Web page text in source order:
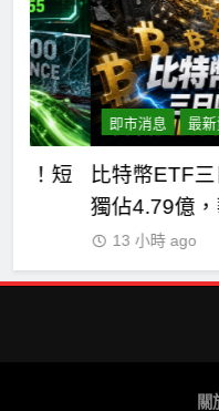
即市消息 最新資訊
比特幣ETF三日吸
獨佔4.79億，華爾
13 小時 ago
關